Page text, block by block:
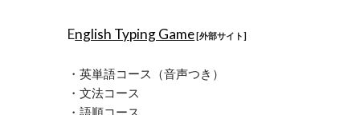
English Typing Game [外部サイト]
・英単語コース（音声つき）
・文法コース
・語順コース